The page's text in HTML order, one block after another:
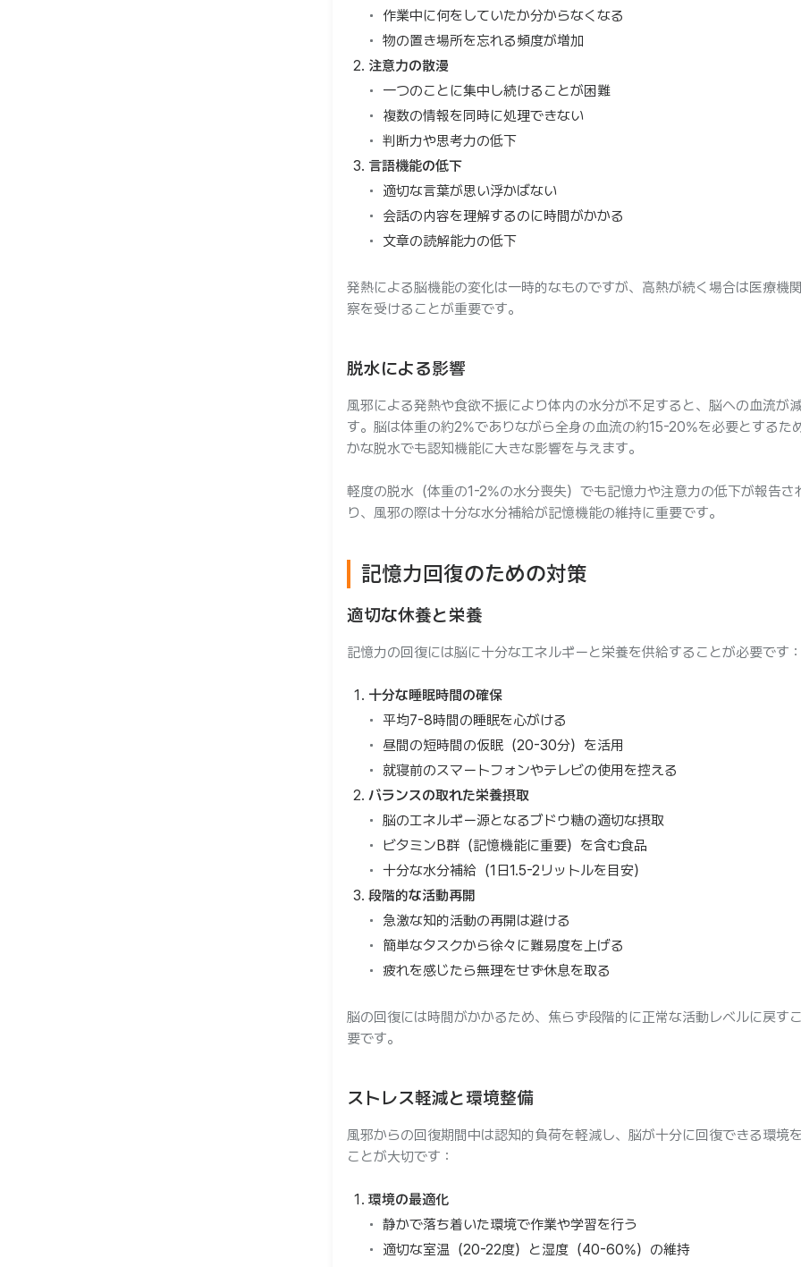
作業中に何をしていたか分からなくなる
物の置き場所を忘れる頻度が増加
注意力の散漫
一つのことに集中し続けることが困難
複数の情報を同時に処理できない
判断力や思考力の低下
言語機能の低下
適切な言葉が思い浮かばない
会話の内容を理解するのに時間がかかる
文章の読解能力の低下
発熱による脳機能の変化は一時的なものですが、高熱が続く場合は医療機
察を受けることが重要です。
脱水による影響
風邪による発熱や食欲不振により体内の水分が不足すると、脳への血流が
す。脳は体重の約2%でありながら全身の血流の約15-20%を必要とするた
かな脱水でも認知機能に大きな影響を与えます。
軽度の脱水（体重の1-2%の水分喪失）でも記憶力や注意力の低下が報告さ
り、風邪の際は十分な水分補給が記憶機能の維持に重要です。
記憶力回復のための対策
適切な休養と栄養
記憶力の回復には脳に十分なエネルギーと栄養を供給することが必要です：
十分な睡眠時間の確保
平均7-8時間の睡眠を心がける
昼間の短時間の仮眠（20-30分）を活用
就寝前のスマートフォンやテレビの使用を控える
バランスの取れた栄養摂取
脳のエネルギー源となるブドウ糖の適切な摂取
ビタミンB群（記憶機能に重要）を含む食品
十分な水分補給（1日1.5-2リットルを目安）
段階的な活動再開
急激な知的活動の再開は避ける
簡単なタスクから徐々に難易度を上げる
疲れを感じたら無理をせず休息を取る
脳の回復には時間がかかるため、焦らず段階的に正常な活動レベルに戻す
要です。
ストレス軽減と環境整備
風邪からの回復期間中は認知的負荷を軽減し、脳が十分に回復できる環境
ことが大切です：
環境の最適化
静かで落ち着いた環境で作業や学習を行う
適切な室温（20-22度）と湿度（40-60%）の維持